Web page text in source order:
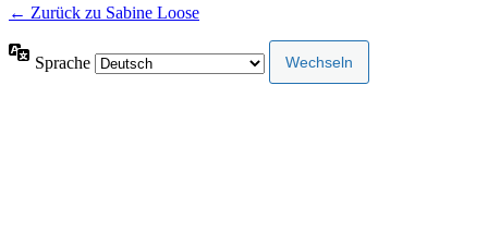
← Zurück zu Sabine Loose
Sprache